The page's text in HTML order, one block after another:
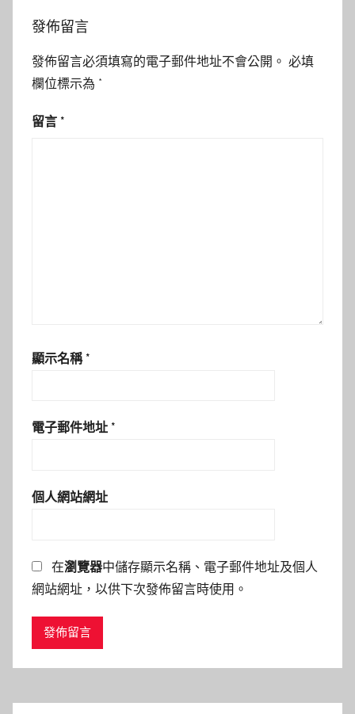
發佈留言
發佈留言必須填寫的電子郵件地址不會公開。 必填
欄位標示為 *
留言 *
顯示名稱 *
電子郵件地址 *
個人網站網址
在瀏覽器中儲存顯示名稱、電子郵件地址及個人
網站網址，以供下次發佈留言時使用。